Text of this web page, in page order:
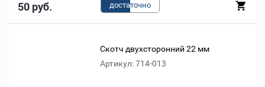
50 руб. достаточно
Скотч двухсторонний 22 мм
Артикул: 714-013